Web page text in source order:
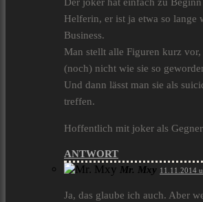
Der joker hat einfach zu
Helferin, er ist ja etwa so lange
Business.
Man stellt alle Figuren kurz
(noch) nicht wie sie so
Und dann lässt man sie als
treffen.
Hoffentlich mit joker als
ANTWORT
Mr. Mxy 11.11.2014
Ja, das glaube ich auch. Aber